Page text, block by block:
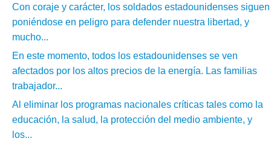
Con coraje y carácter, los soldados estadounidenses siguen
poniéndose en peligro para defender nuestra libertad, y
mucho...
En este momento, todos los estadounidenses se ven
afectados por los altos precios de la energía. Las familias
trabajador...
Al eliminar los programas nacionales críticas tales como la
educación, la salud, la protección del medio ambiente, y
los...